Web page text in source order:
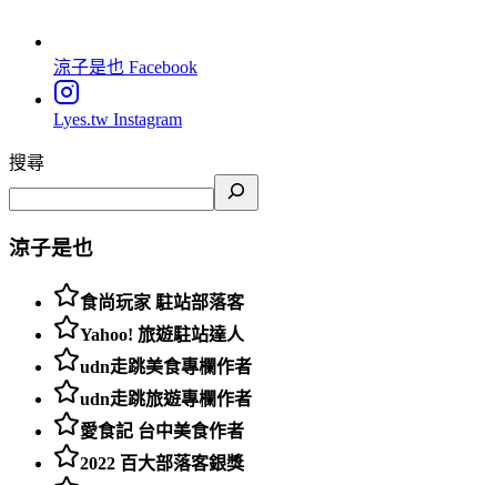
涼子是也 Facebook
Lyes.tw Instagram
搜尋
涼子是也
食尚玩家 駐站部落客
Yahoo! 旅遊駐站達人
udn走跳美食專欄作者
udn走跳旅遊專欄作者
愛食記 台中美食作者
2022 百大部落客銀獎